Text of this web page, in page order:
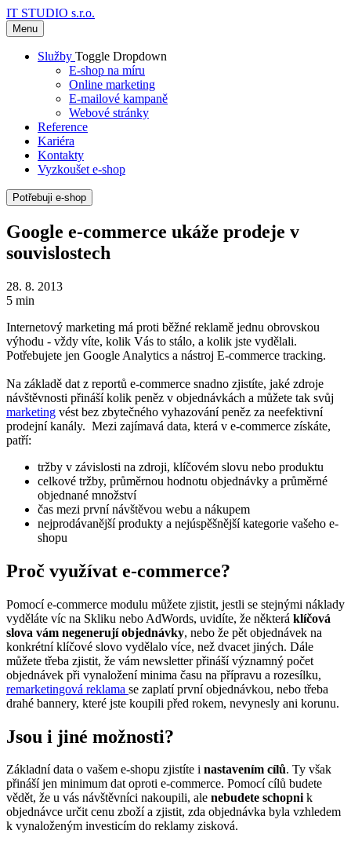
IT STUDIO s.r.o.
Menu
Služby Toggle Dropdown
E-shop na míru
Online marketing
E-mailové kampaně
Webové stránky
Reference
Kariéra
Kontakty
Vyzkoušet e-shop
Potřebuji e-shop
Google e-commerce ukáže prodeje v
souvislostech
28. 8. 2013
5 min
Internetový marketing má proti běžné reklamě jednu obrovskou
výhodu - vždy víte, kolik Vás to stálo, a kolik jste vydělali.
Potřebujete jen Google Analytics a nástroj E-commerce tracking.
Na základě dat z reportů e-commerce snadno zjistíte, jaké zdroje
návštěvnosti přináší kolik peněz v objednávkách a můžete tak svůj
marketing vést bez zbytečného vyhazování peněz za neefektivní
prodejní kanály. Mezi zajímavá data, která v e-commerce získáte,
patří:
tržby v závislosti na zdroji, klíčovém slovu nebo produktu
celkové tržby, průměrnou hodnotu objednávky a průměrné
objednané množství
čas mezi první návštěvou webu a nákupem
nejprodávanější produkty a nejúspěšnější kategorie vašeho e-
shopu
Proč využívat e-commerce?
Pomocí e-commerce modulu můžete zjistit, jestli se stejnými náklady
vyděláte víc na Skliku nebo AdWords, uvidíte, že některá klíčová
slova vám negenerují objednávky, nebo že pět objednávek na
konkrétní klíčové slovo vydělalo více, než dvacet jiných. Dále
můžete třeba zjistit, že vám newsletter přináší významný počet
objednávek při vynaložení minima času na přípravu a rozesílku,
remarketingová reklama se zaplatí první objednávkou, nebo třeba
drahé bannery, které jste koupili před rokem, nevynesly ani korunu.
Jsou i jiné možnosti?
Základní data o vašem e-shopu zjistíte i nastavením cílů. Ty však
přináší jen minimum dat oproti e-commerce. Pomocí cílů budete
vědět, že u vás návštěvníci nakoupili, ale nebudete schopnik
objednávce určit cenu zboží a zjistit, zda objednávka byla vzhledem
k vynaloženým investicím do reklamy zisková.